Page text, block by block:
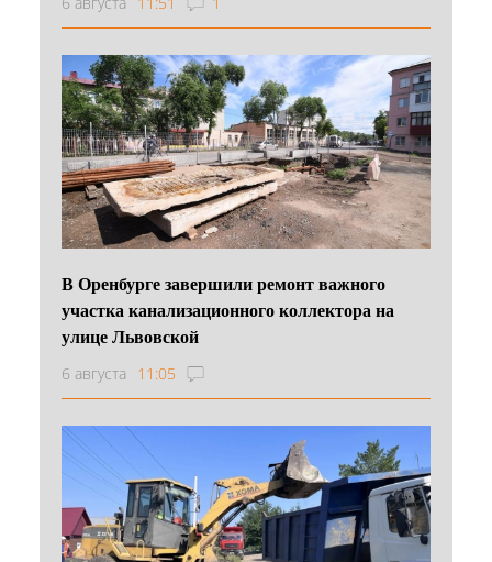
В Оренбурге завершили ремонт важного
участка канализационного коллектора на
улице Львовской
6 августа 11:05